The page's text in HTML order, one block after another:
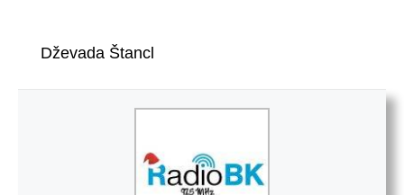
Dževada Štancl